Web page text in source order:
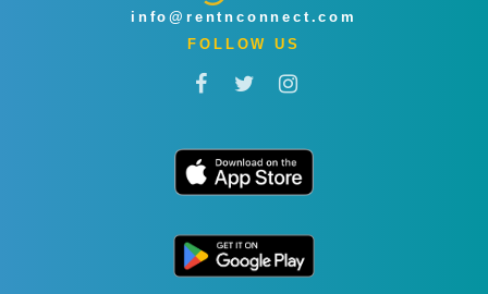
info@rentnconnect.com
FOLLOW US